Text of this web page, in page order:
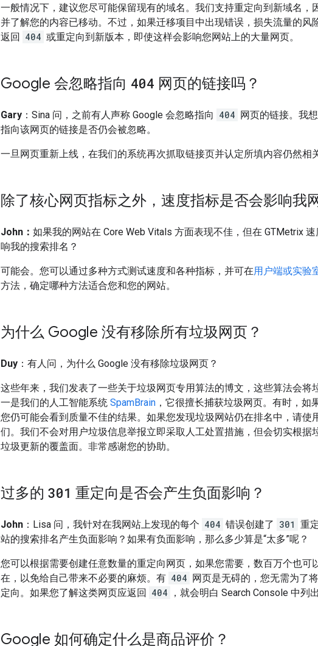
一般情况下，建议您尽可能保留现有的域名。我们支持重定向到新域名，
并了解您的内容已移动。不过，如果迁移项目中出现错误，损失流量的风
返回 404 或重定向到新版本，即使这样会影响您网站上的大量网页。
Google 会忽略指向 404 网页的链接吗？
Gary ：Sina 问，之前有人声称 Google 会忽略指向 404 网页的链接。我
指向该网页的链接是否仍会被忽略。
一旦网页重新上线，在我们的系统再次抓取链接页并认定所填内容仍然相
除了核心网页指标之外，速度指标是否会影响我
John： 如果我的网站在 Core Web Vitals 方面表现不佳，但在 GTMetrix 速
响我的搜索排名？
可能会。您可以通过多种方式测试速度和各种指标，并可在用户端或实验
方法，确定哪种方法适合您和您的网站。
为什么 Google 没有移除所有垃圾网页？
Duy ：有人问，为什么 Google 没有移除垃圾网页？
这些年来，我们发表了一些关于垃圾网页专用算法的博文，这些算法会将
一是我们的人工智能系统 SpamBrain ，它很擅长捕获垃圾网页。有时，如
您仍可能会看到质量不佳的结果。如果您发现垃圾网站仍在排名中，请使
们。我们不会对用户垃圾信息举报立即采取人工处置措施，但会切实根据
垃圾更新的覆盖面。非常感谢您的协助。
过多的 301 重定向是否会产生负面影响？
John ：Lisa 问，我针对在我网站上发现的每个 404 错误创建了 301 重
站的搜索排名产生负面影响？如果有负面影响，那么多少算是“太多”呢？
您可以根据需要创建任意数量的重定向网页，如果您需要，数百万个也可
在，以免给自己带来不必要的麻烦。有 404 网页是无碍的，您无需为了
定向。如果您了解这类网页应返回 404 ，就会明白 Search Console 中列出
Google 如何确定什么是商品评价？